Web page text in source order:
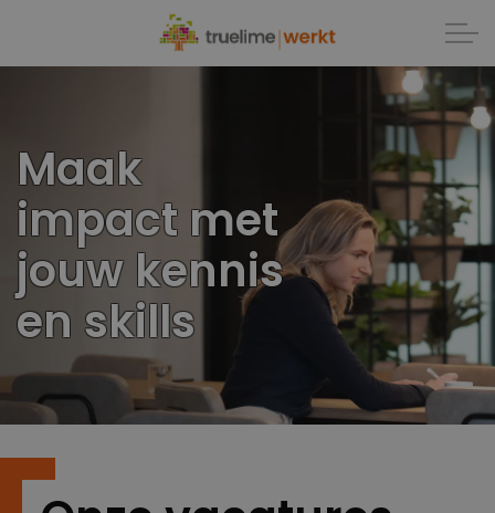
Maak
impact met
jouw kennis
en skills